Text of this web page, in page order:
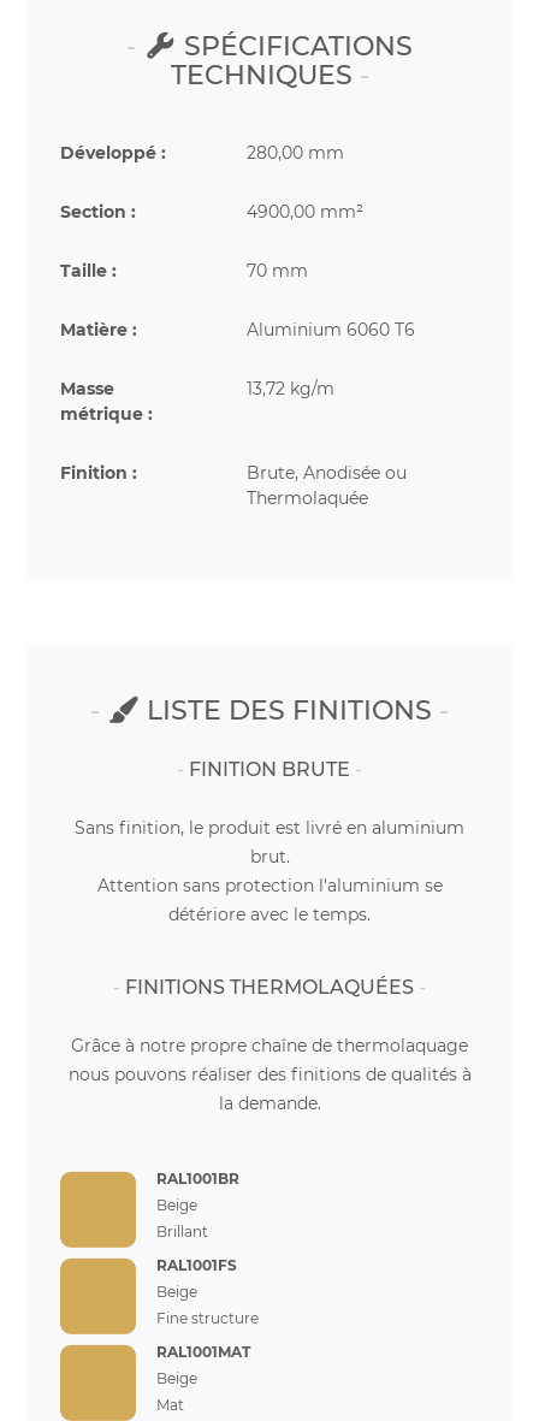
SPÉCIFICATIONS
TECHNIQUES
Développé : 280,00 mm
Section : 4900,00 mm²
Taille : 70 mm
Matière : Aluminium 6060 T6
Masse
métrique :
13,72 kg/m
Finition :
Brute, Anodisée ou
Thermolaquée
LISTE DES FINITIONS
FINITION BRUTE
Sans finition, le produit est livré en aluminium
brut.
Attention sans protection l'aluminium se
détériore avec le temps.
FINITIONS THERMOLAQUÉES
Grâce à notre propre chaîne de thermolaquage
nous pouvons réaliser des finitions de qualités à
la demande.
RAL1001BR
Beige
Brillant
RAL1001FS
Beige
Fine structure
RAL1001MAT
Beige
Mat